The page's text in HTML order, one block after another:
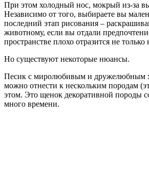
При этом холодный нос, мокрый из-за
Независимо от того, выбираете вы
последний этап рисования –
животному, если вы отдали
пространстве плохо отразится не
Но существуют некоторые нюансы.
Песик с миролюбивым и дружелюбным
можно отнести к нескольким породам
этом. Это щенок декоративной породы
много времени.